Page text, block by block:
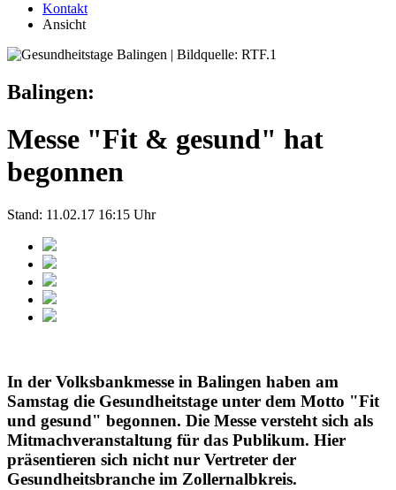
Kontakt
Ansicht
Balingen:
Messe "Fit & gesund" hat
begonnen
Stand: 11.02.17 16:15 Uhr
In der Volksbankmesse in Balingen haben am
Samstag die Gesundheitstage unter dem Motto "Fit
und gesund" begonnen. Die Messe versteht sich als
Mitmachveranstaltung für das Publikum. Hier
präsentieren sich nicht nur Vertreter der
Gesundheitsbranche im Zollernalbkreis.